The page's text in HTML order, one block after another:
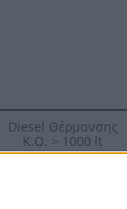
Diesel Θέρμανσης
K.O. > 1000 lt
-